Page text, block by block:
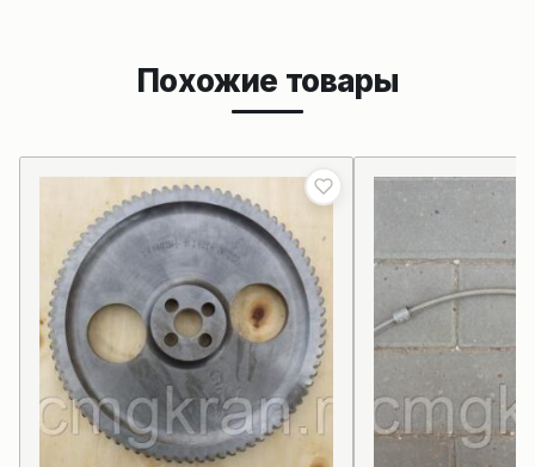
Похожие товары